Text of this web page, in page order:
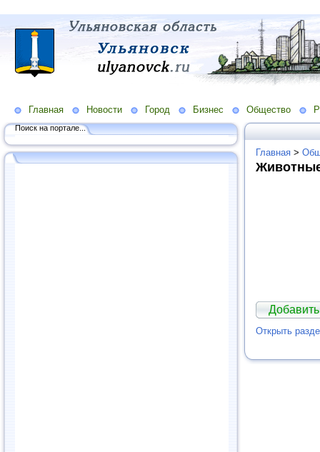
Главная Новости Город Бизнес Общество
Поиск на портале...
Главная >
Открыть